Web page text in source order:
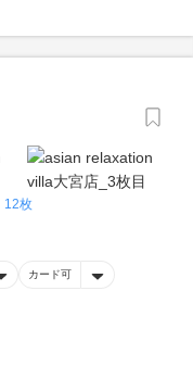
12枚
カード可